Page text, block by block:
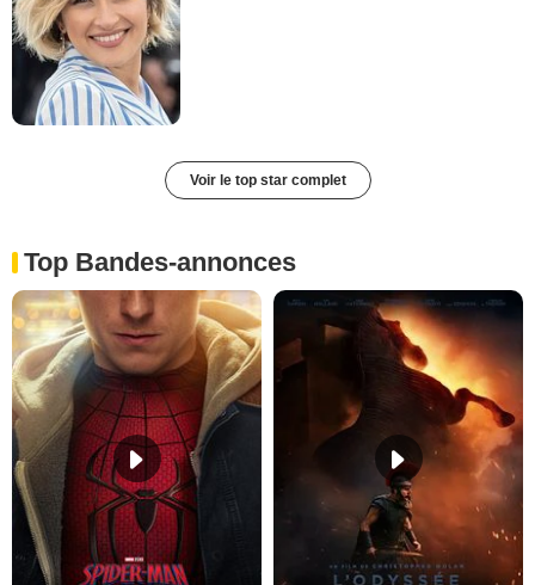
Voir le top star complet
Top Bandes-annonces